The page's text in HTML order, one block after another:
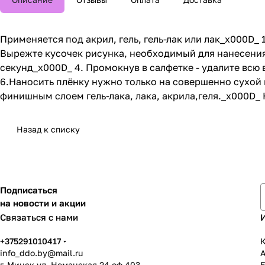
Применяется под акрил, гель, гель-лак или
Вырежте кусочек рисунка, необходимый для
секунд_x000D_ 4. Промокнув в салфетке - удалите
6.Наносить плёнку нужно только на совершенно
финишным слоем гель-лака, лака,
Назад к списку
Подписаться
на новости и акции
Связаться с нами
+375291010417
info_ddo.by@mail.ru